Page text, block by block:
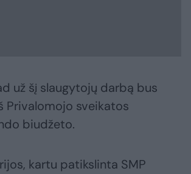
už šį slaugytojų darbą bus
Privalomojo sveikatos
biudžeto.
kartu patikslinta SMP